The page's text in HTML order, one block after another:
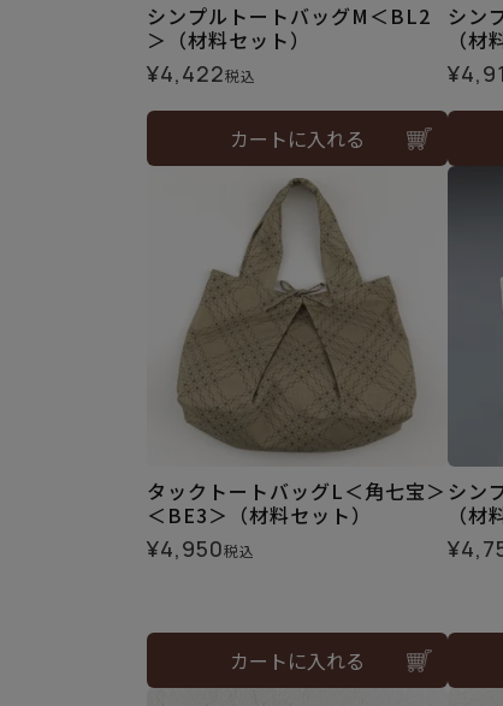
シンプルトートバッグM＜BL2
＞（材料セット）
¥4,422税込
カートに入れる
シン
（材
¥
タックトートバッグL＜角七宝＞
＜BE3＞（材料セット）
¥4,950税込
カートに入れる
シン
（材
¥